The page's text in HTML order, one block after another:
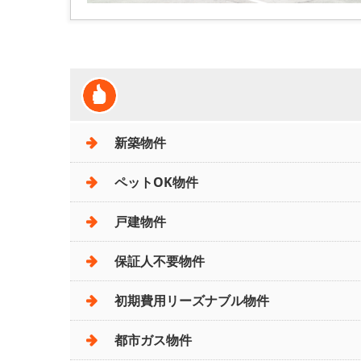
新築物件
ペットOK物件
戸建物件
保証人不要物件
初期費用リーズナブル物件
都市ガス物件